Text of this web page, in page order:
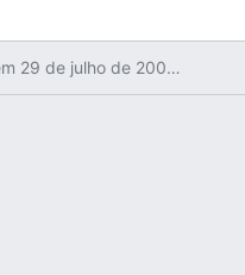
Modificado pela última vez em 29 de julho de 2008 às 16h20min